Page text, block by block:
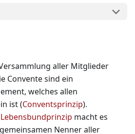
aller Mitglieder
Convente sind ein
welches allen
ist (Conventsprinzip).
Lebensbundprinzip macht es
Nenner aller